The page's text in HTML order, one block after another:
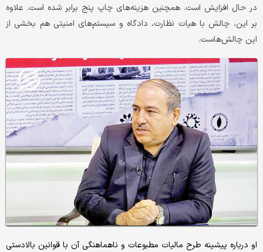
در حال افزایش است. همچنین هزینه‌های چاپ پنج برابر شده است. علاوه
بر این، چالش با هیات نظارت، دادگاه و سیستم‌های امنیتی هم بخشی از
این چالش‌هاست.
او درباره پیشینه طرح مالیات مطبوعات و ناهماهنگی آن با قوانین بالادستی